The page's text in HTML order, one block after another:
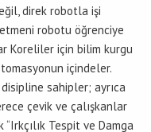
direk robotla işi
robotu öğrenciye
Koreliler için bilim kurgu
içindeler.
sahipler; ayrıca
çevik ve çalışkanlar
Tespit ve Damga